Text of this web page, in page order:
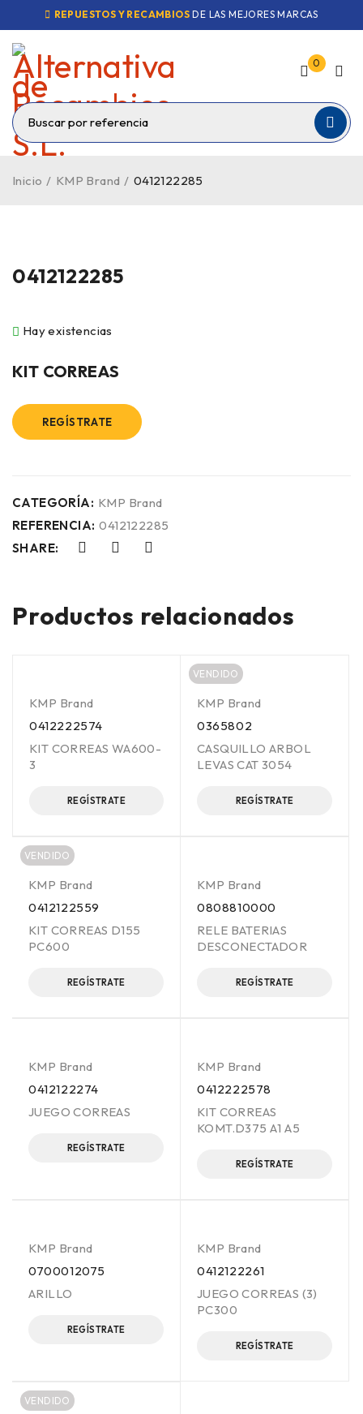
REPUESTOS Y RECAMBIOS DE LAS MEJORES MARCAS
0
Inicio / KMP Brand / 0412122285
0412122285
Hay existencias
KIT CORREAS
REGÍSTRATE
CATEGORÍA: KMP Brand
REFERENCIA: 0412122285
SHARE:
Productos relacionados
KMP Brand
0412222574
KIT CORREAS WA600-
3
REGÍSTRATE
VENDIDO
KMP Brand
0365802
CASQUILLO ARBOL
LEVAS CAT 3054
REGÍSTRATE
VENDIDO
KMP Brand
0412122559
KIT CORREAS D155
PC600
REGÍSTRATE
KMP Brand
0808810000
RELE BATERIAS
DESCONECTADOR
REGÍSTRATE
KMP Brand
0412122274
JUEGO CORREAS
REGÍSTRATE
KMP Brand
0412222578
KIT CORREAS
KOMT.D375 A1 A5
REGÍSTRATE
KMP Brand
0700012075
ARILLO
REGÍSTRATE
KMP Brand
0412122261
JUEGO CORREAS (3)
PC300
REGÍSTRATE
VENDIDO